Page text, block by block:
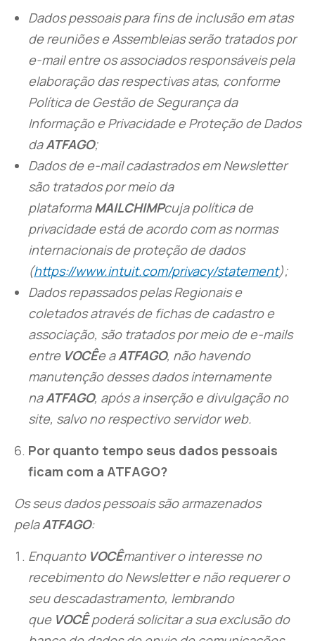
Dados pessoais para fins de inclusão em atas
de reuniões e Assembleias serão tratados por
e-mail entre os associados responsáveis pela
elaboração das respectivas atas, conforme
Política de Gestão de Segurança da
Informação e Privacidade e Proteção de Dados
daATFAGO;
Dados de e-mail cadastrados em Newsletter
são tratados por meio da
plataformaMAILCHIMPcuja política de
privacidade está de acordo com as normas
internacionais de proteção de dados
(https://www.intuit.com/privacy/statement);
Dados repassados pelas Regionais e
coletados através de fichas de cadastro e
associação, são tratados por meio de e-mails
entre VOCÊe aATFAGO, não havendo
manutenção desses dados internamente
naATFAGO, após a inserção e divulgação no
site, salvo no respectivo servidor web.
Por quanto tempo seus dados pessoais
ficam com a ATFAGO?
Os seus dados pessoais são armazenados
pelaATFAGO:
Enquanto VOCÊmantiver o interesse no
recebimento do Newsletter e não requerer o
seu descadastramento, lembrando
que VOCÊpoderá solicitar a sua exclusão do